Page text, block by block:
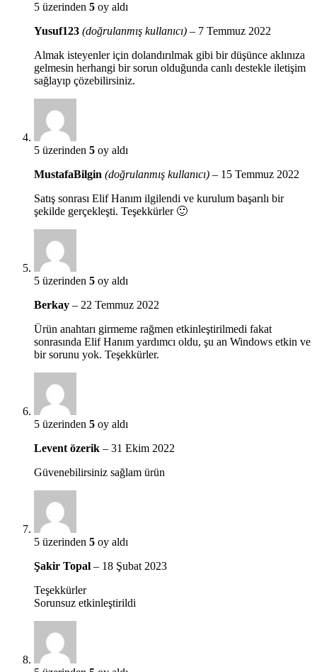
5 üzerinden 5 oy aldı
Yusuf123 (doğrulanmış kullanıcı) – 7 Temmuz 2022
Almak isteyenler için dolandırılmak gibi bir düşünce aklınıza
gelmesin herhangi bir sorun olduğunda canlı destekle iletişim
sağlayıp çözebilirsiniz.
5 üzerinden 5 oy aldı
MustafaBilgin (doğrulanmış kullanıcı) – 15 Temmuz 2022
Satış sonrası Elif Hanım ilgilendi ve kurulum başarılı bir
şekilde gerçekleşti. Teşekkürler 🙂
5 üzerinden 5 oy aldı
Berkay – 22 Temmuz 2022
Ürün anahtarı girmeme rağmen etkinleştirilmedi fakat
sonrasında Elif Hanım yardımcı oldu, şu an Windows etkin ve
bir sorunu yok. Teşekkürler.
5 üzerinden 5 oy aldı
Levent özerik – 31 Ekim 2022
Güvenebilirsiniz sağlam ürün
5 üzerinden 5 oy aldı
Şakir Topal – 18 Şubat 2023
Teşekkürler
Sorunsuz etkinleştirildi